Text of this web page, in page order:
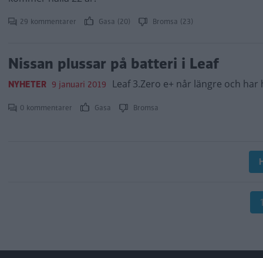
29 kommentarer Gasa (20) Bromsa (23)
Nissan plussar på batteri i Leaf
NYHETER 9 januari 2019 Leaf 3.Zero e+ når längre och har
0 kommentarer Gasa Bromsa
1